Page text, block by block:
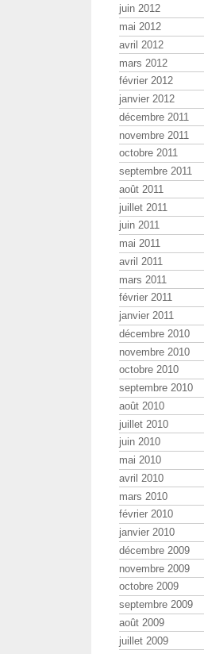
juin 2012
mai 2012
avril 2012
mars 2012
février 2012
janvier 2012
décembre 2011
novembre 2011
octobre 2011
septembre 2011
août 2011
juillet 2011
juin 2011
mai 2011
avril 2011
mars 2011
février 2011
janvier 2011
décembre 2010
novembre 2010
octobre 2010
septembre 2010
août 2010
juillet 2010
juin 2010
mai 2010
avril 2010
mars 2010
février 2010
janvier 2010
décembre 2009
novembre 2009
octobre 2009
septembre 2009
août 2009
juillet 2009